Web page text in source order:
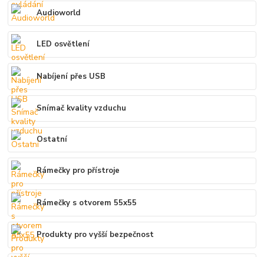
Audioworld
LED osvětlení
Nabíjení přes USB
Snímač kvality vzduchu
Ostatní
Rámečky pro přístroje
Rámečky s otvorem 55x55
Produkty pro vyšší bezpečnost